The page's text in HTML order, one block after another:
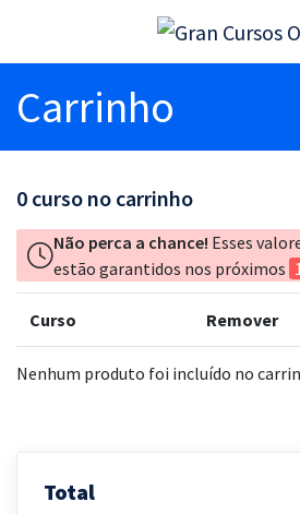
Carrinho
0 curso no carrinho
Não perca a chance! Esses
estão garantidos nos próximos
Curso Remover
Nenhum produto foi incluído no
Total